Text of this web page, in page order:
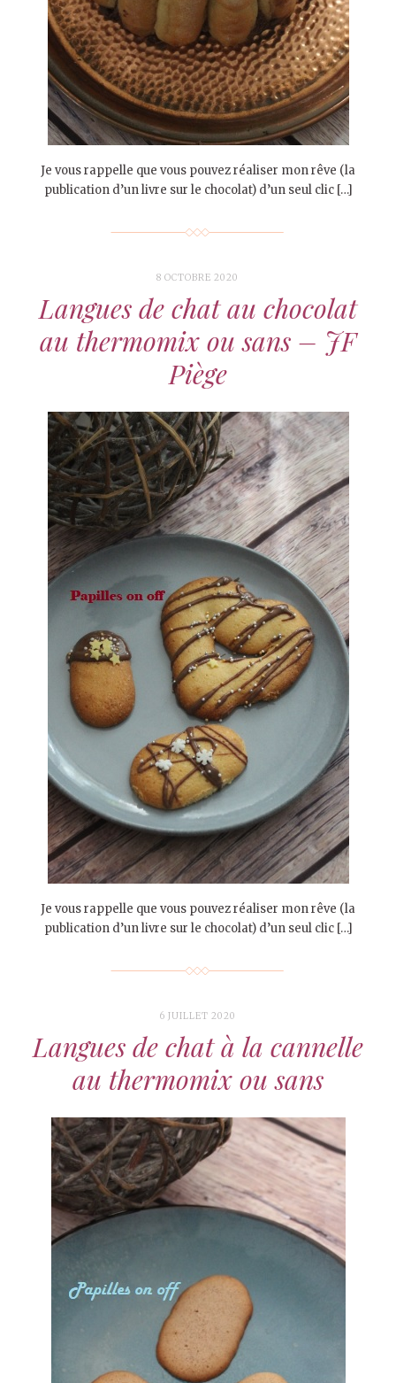
Je vous rappelle que vous pouvez réaliser mon rêve (la
publication d’un livre sur le chocolat) d’un seul clic […]
8 OCTOBRE 2020
Langues de chat au chocolat
au thermomix ou sans – JF
Piège
Je vous rappelle que vous pouvez réaliser mon rêve (la
publication d’un livre sur le chocolat) d’un seul clic […]
6 JUILLET 2020
Langues de chat à la cannelle
au thermomix ou sans